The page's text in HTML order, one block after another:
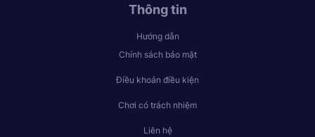
Thông tin
Hướng dẫn
Chính sách bảo mật
Điều khoản điều kiện
Chơi có trách nhiệm
Liên hệ